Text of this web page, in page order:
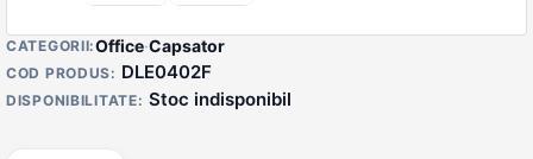
Detalii produs
CATEGORII:Office·Capsator
COD PRODUS: DLE0402F
DISPONIBILITATE: Stoc indisponibil